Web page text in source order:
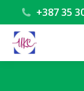
+387 35